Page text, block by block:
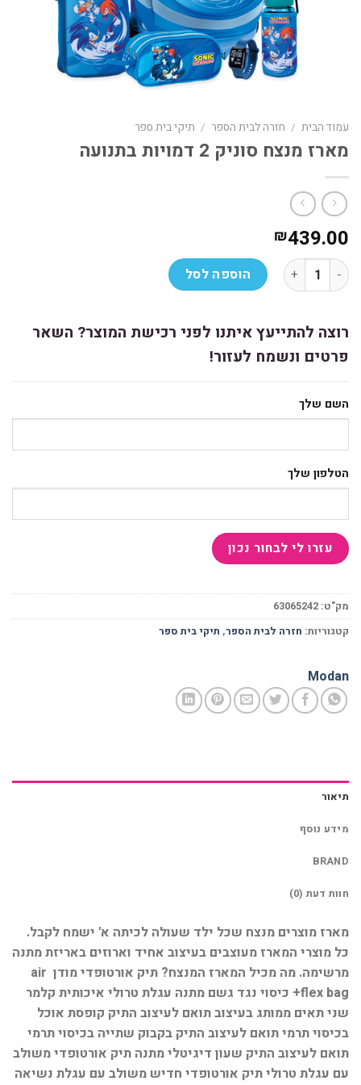
עמוד הבית / חזרה לבית הספר / תיקי בית ספר
מארז מנצח סוניק 2 דמויות בתנועה
₪439.00
כמות של מארז מנצח סוניק 2 דמויות בתנועההוספה לסל
רוצה להתייעץ איתנו לפני רכישת המוצר? השאר
פרטים ונשמח לעזור!
השם שלך
הטלפון שלך
מק"ט:63065242
קטגוריות:חזרה לבית הספר,תיקי בית ספר
Modan
תיאור
מידע נוסף
BRAND
חוות דעת (0)
מארז מוצרים מנצח שכל ילד שעולה לכיתה א' ישמח לקבל.
כל מוצרי המארז מעוצבים בעיצוב אחיד וארוזים באריזת מתנה
מרשימה. מה מכיל המארז המנצח? תיק אורטופדי מודן air
flex bag+ כיסוי נגד גשם מתנה עגלת טרולי איכותית קלמר
שני תאים ממותג בעיצוב תואם לעיצוב התיק קופסת אוכל
בכיסוי תרמי תואם לעיצוב התיק בקבוק שתייה בכיסוי תרמי
תואם לעיצוב התיק שעון דיגיטלי מתנה תיק אורטופדי משולב
עם עגלת טרולי תיק אורטופדי חדיש משולב עם עגלת נשיאה